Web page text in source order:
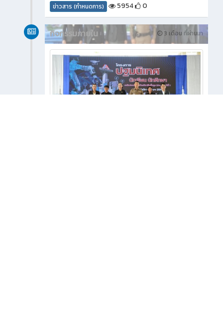
ข่าวสาร (กำหนดการ) 5954 0
3 เดือน ที่ผ่านมา
กิจกรรมภายใน